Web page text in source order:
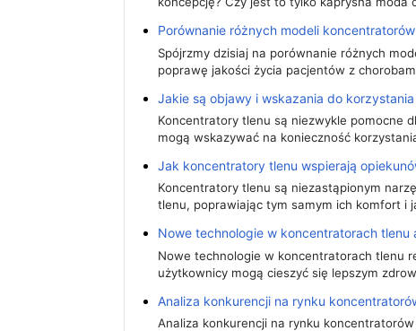
Porównanie różnych modeli
Spójrzmy dzisiaj na porównanie różnych
poprawę jakości życia pacjentów z
Jakie są objawy i wskazania do
Koncentratory tlenu są niezwykle pomocne
mogą wskazywać na konieczność
Jak koncentratory tlenu wspierają
Koncentratory tlenu są niezastąpionym
tlenu, poprawiając tym samym ich komfort i
Nowe technologie w koncentratorach
Nowe technologie w koncentratorach tlenu
użytkownicy mogą cieszyć się lepszym
Analiza konkurencji na rynku
Analiza konkurencji na rynku